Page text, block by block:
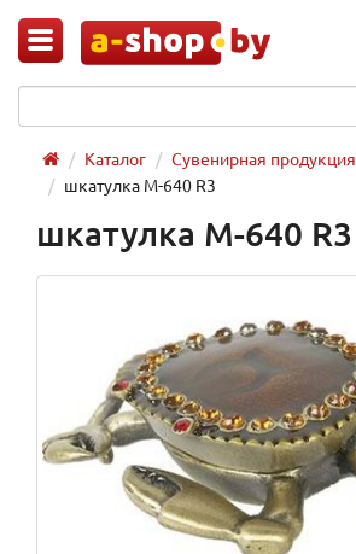
Каталог Сувенирная продукция
шкатулка M-640 R3
шкатулка M-640 R3